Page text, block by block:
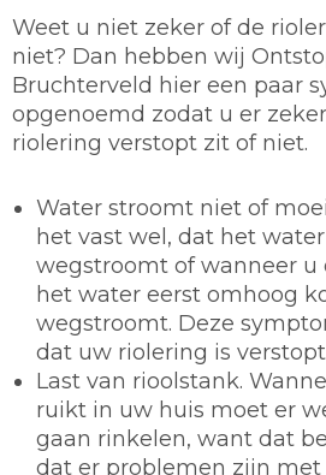
Weet u niet zeker of de
niet? Dan hebben wij
Bruchterveld hier een paar
opgenoemd zodat u er
riolering verstopt zit of niet.
Water stroomt niet of
het vast wel, dat het
wegstroomt of wanneer u
het water eerst omhoog
wegstroomt. Deze
dat uw riolering is
Last van rioolstank.
ruikt in uw huis moet er
gaan rinkelen, want dat
dat er problemen zijn met